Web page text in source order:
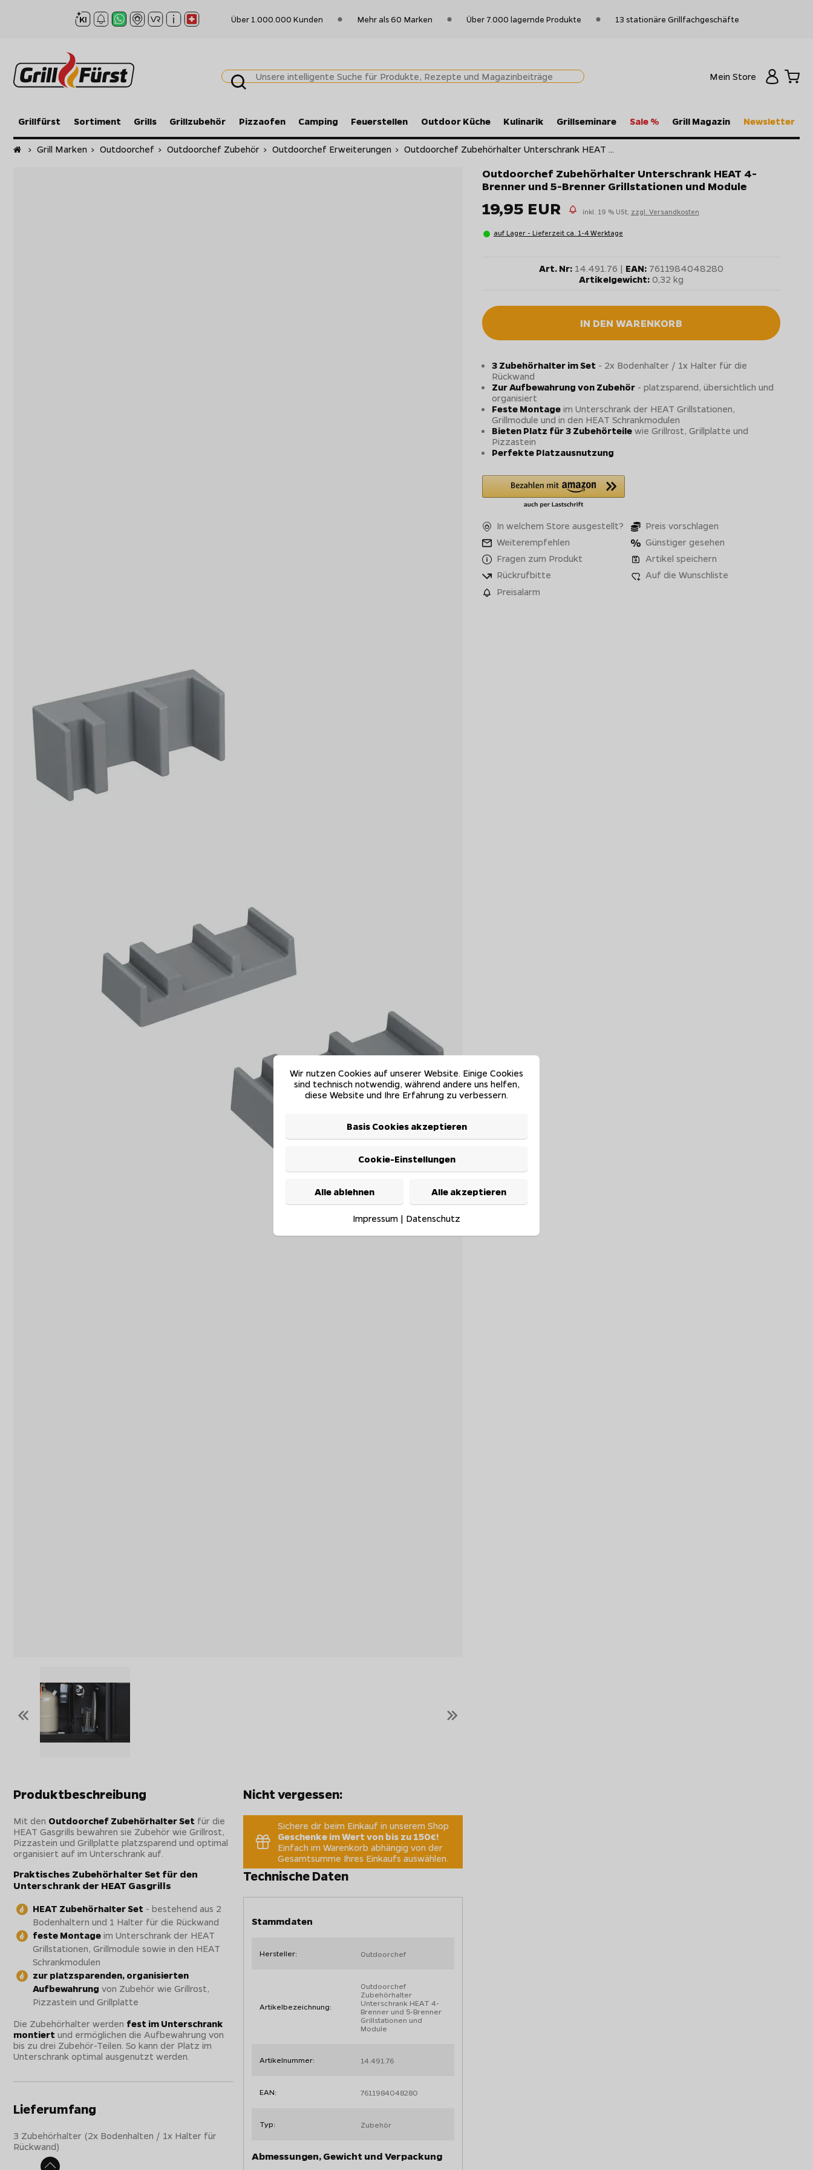
Über 1.000.000 Kunden Mehr als 60 Marken Über 7.000 lagernde Produkte 13 stationäre Grillfachgeschäfte
Mein Store
Grillfürst Sortiment Grills Grillzubehör Pizzaofen Camping Feuerstellen Outdoor Küche Kulinarik Grillseminare Sale % Grill Magazin Newsletter
Startseite
> Grill Marken > Outdoorchef > Outdoorchef Zubehör > Outdoorchef Erweiterungen > Outdoorchef Zubehörhalter Unterschrank HEAT ...
« »
Outdoorchef Zubehörhalter Unterschrank HEAT 4-
Brenner und 5-Brenner Grillstationen und Module
19,95 EUR inkl. 19 % USt, zzgl. Versandkosten
auf Lager - Lieferzeit ca. 1-4 Werktage
Art. Nr:14.491.76 | EAN:7611984048280
Artikelgewicht:0,32 kg
IN DEN WARENKORB
3 Zubehörhalter im Set- 2x Bodenhalter / 1x Halter für die
Rückwand
Zur Aufbewahrung von Zubehör- platzsparend, übersichtlich und
organisiert
Feste Montageim Unterschrank der HEAT Grillstationen,
Grillmodule und in den HEAT Schrankmodulen
Bieten Platz für 3 Zubehörteilewie Grillrost, Grillplatte und
Pizzastein
Perfekte Platzausnutzung
In welchem Store ausgestellt?
Preis vorschlagen
Weiterempfehlen
Günstiger gesehen
Fragen zum Produkt
Artikel speichern
Rückrufbitte
Auf die Wunschliste
Preisalarm
Produktbeschreibung
Mit den Outdoorchef Zubehörhalter Set für die
HEAT Gasgrills bewahren sie Zubehör wie Grillrost,
Pizzastein und Grillplatte platzsparend und optimal
organisiert auf im Unterschrank auf.
Praktisches Zubehörhalter Set für den
Unterschrank der HEAT Gasgrills
HEAT Zubehörhalter Set - bestehend aus 2
Bodenhaltern und 1 Halter für die Rückwand
feste Montage im Unterschrank der HEAT
Grillstationen, Grillmodule sowie in den HEAT
Schrankmodulen
zur platzsparenden, organisierten
Aufbewahrung von Zubehör wie Grillrost,
Pizzastein und Grillplatte
Die Zubehörhalter werden fest im Unterschrank
montiert und ermöglichen die Aufbewahrung von
bis zu drei Zubehör-Teilen. So kann der Platz im
Unterschrank optimal ausgenutzt werden.
Lieferumfang
3 Zubehörhalter (2x Bodenhalten / 1x Halter für
Rückwand)
Nicht vergessen:
Sichere dir beim Einkauf in unserem Shop
Geschenke im Wert von bis zu 150€!
Einfach im Warenkorb abhängig von der
Gesamtsumme Ihres Einkaufs auswählen.
Technische Daten
Stammdaten
Hersteller: Outdoorchef
Artikelbezeichnung:
Outdoorchef
Zubehörhalter
Unterschrank HEAT 4-
Brenner und 5-Brenner
Grillstationen und
Module
Artikelnummer: 14.491.76
EAN: 7611984048280
Typ: Zubehör
Abmessungen, Gewicht und Verpackung
Wir nutzen Cookies auf unserer Website. Einige Cookies
sind technisch notwendig, während andere uns helfen,
diese Website und Ihre Erfahrung zu verbessern.
Basis Cookies akzeptieren
Cookie-Einstellungen
Alle ablehnen Alle akzeptieren
Impressum | Datenschutz